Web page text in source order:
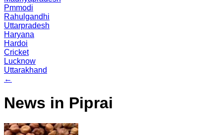
Pmmodi
Rahulgandhi
Uttarpradesh
Haryana
Hardoi
Cricket
Lucknow
Uttarakhand
←
News in Piprai